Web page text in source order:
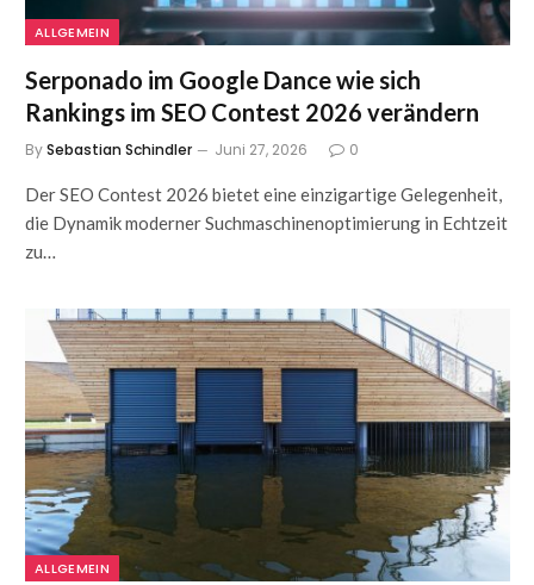
ALLGEMEIN
Serponado im Google Dance wie sich
Rankings im SEO Contest 2026 verändern
BySebastian Schindler Juni 27, 2026 0
Der SEO Contest 2026 bietet eine einzigartige Gelegenheit,
die Dynamik moderner Suchmaschinenoptimierung in Echtzeit
zu…
ALLGEMEIN